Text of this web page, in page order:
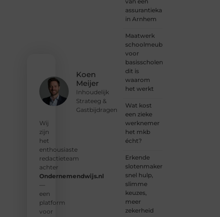
Koen
Meijer
Inhoudelijk
Strateeg &
Gastbijdragen
Wij
zijn
het
enthousiaste
redactieteam
achter
Ondernemendwijs.nl
—
een
platform
voor
assurantiekantoor
in Arnhem
Maatwerk
schoolmeubilair
voor
basisscholen:
dit is
waarom
het werkt
Wat kost
een zieke
werknemer
het mkb
écht?
Erkende
slotenmakers:
snel hulp,
slimme
keuzes,
meer
zekerheid